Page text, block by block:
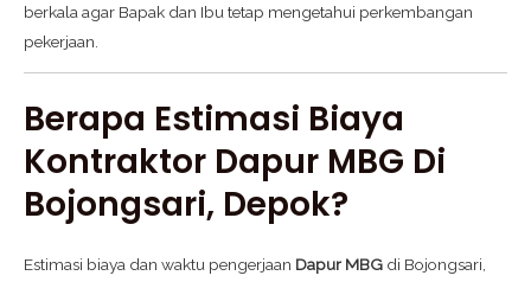
berkala agar Bapak dan Ibu tetap mengetahui perkembangan
pekerjaan.
Berapa Estimasi Biaya
Kontraktor Dapur MBG Di
Bojongsari, Depok?
Estimasi biaya dan waktu pengerjaan Dapur MBG di Bojongsari,